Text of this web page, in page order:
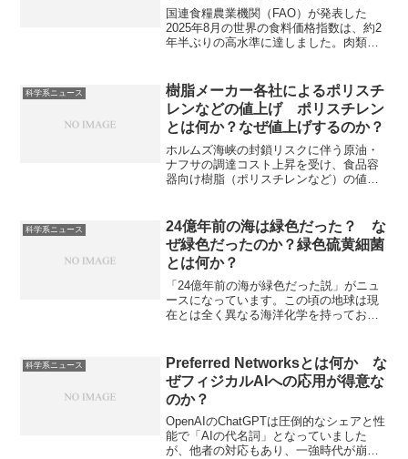
か？
国連食糧農業機関（FAO）が発表した
2025年8月の世界の食料価格指数は、約2
年半ぶりの高水準に達しました。肉類、
した。高騰の理由や今後の見通しを知る
ことができます。
科学系ニュース
樹脂メーカー各社によるポリスチ
レンなどの値上げ ポリスチレン
とは何か？なぜ値上げするのか？
ホルムズ海峡の封鎖リスクに伴う原油・
ナフサの調達コスト上昇を受け、食品容
器向け樹脂（ポリスチレンなど）の値上
ることができます。
科学系ニュース
24億年前の海は緑色だった？ な
ぜ緑色だったのか？緑色硫黄細菌
とは何か？
「24億年前の海が緑色だった説」がニュ
ースになっています。この頃の地球は現
在とは全く異なる海洋化学を持ってお
た可能性があるのは、酸素濃度が低く、
鉄Fe2＋が海水に溶けていたことや独特な
緑っぽい色の色素をもつ緑色硫黄細菌が
多く存在していたためです。なぜ酸素濃
度が低いと緑に見えるのか、緑色硫黄細
菌とは何かを知ることができます。
科学系ニュース
Preferred Networksとは何か な
ぜフィジカルAIへの応用が得意な
のか？
OpenAIのChatGPTは圧倒的なシェアと性
能で「AIの代名詞」となっていました
が、他者の対応もあり、一強時代が崩れ